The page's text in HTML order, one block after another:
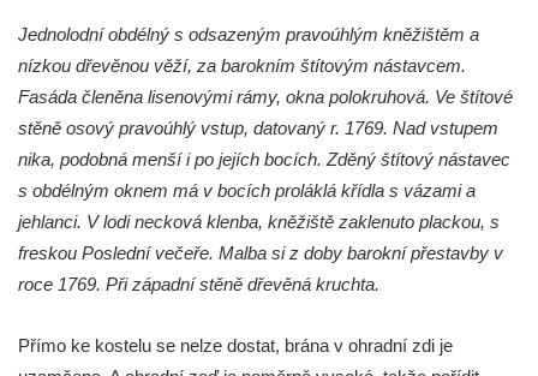
Hrobová kaple Johanna Nitsche na
hřbitově na Vlčí Hoře
Kaple Panny Marie Karmelské na Vlčí Hoře
Kostel svatého Bartoloměje v Teplicích
Kostel svatého Jana Křtitele na Zámeckém
náměstí v Teplicích
Výklenková kaple u vodojemu v severní
části Kozel
Jednolodní obdélný s odsazeným pravoúhlým kněžištěm a
nízkou dřevěnou věží, za barokním štítovým nástavcem.
Fasáda členěna lisenovými rámy, okna polokruhová. Ve štítové
stěně osový pravoúhlý vstup, datovaný r. 1769. Nad vstupem
nika, podobná menší i po jejích bocích. Zděný štítový nástavec
s obdélným oknem má v bocích proláklá křídla s vázami a
jehlanci. V lodi necková klenba, kněžiště zaklenuto plackou, s
freskou Poslední večeře. Malba si z doby barokní přestavby v
roce 1769. Při západní stěně dřevěná kruchta.
Přímo ke kostelu se nelze dostat, brána v ohradní zdi je